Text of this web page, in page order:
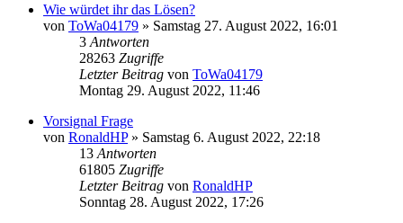
Wie würdet ihr das Lösen?
von ToWa04179 » Samstag 27. August 2022, 16:01
3 Antworten
28263 Zugriffe
Letzter Beitrag von ToWa04179
Montag 29. August 2022, 11:46
Vorsignal Frage
von RonaldHP» Samstag 6. August 2022, 22:18
13 Antworten
61805 Zugriffe
Letzter Beitrag von RonaldHP
Sonntag 28. August 2022, 17:26